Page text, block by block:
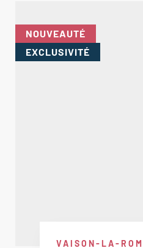
NOUVEAUTÉ
EXCLUSIVITÉ
VAISON-LA-